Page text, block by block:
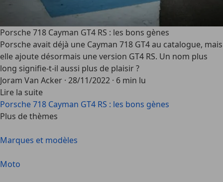
Porsche 718 Cayman GT4 RS : les bons gènes
Porsche avait déjà une Cayman 718 GT4 au catalogue, mais
elle ajoute désormais une version GT4 RS. Un nom plus
long signifie-t-il aussi plus de plaisir ?
Joram Van Acker · 28/11/2022 · 6 min lu
Lire la suite
Porsche 718 Cayman GT4 RS : les bons gènes
Plus de thèmes
Marques et modèles
Moto